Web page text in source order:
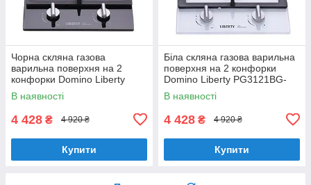
Чорна скляна газова
варильна поверхня на 2
конфорки Domino Liberty
PG3121BG-CCB, чорне скло
В наявності
4 428 ₴ 4 920 ₴
Купити
Біла скляна газова варильна
поверхня на 2 конфорки
Domino Liberty PG3121BG-
CCW, біле скло
В наявності
4 428 ₴ 4 920 ₴
Купити